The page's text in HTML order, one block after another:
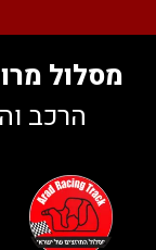
מסלול
הרכב